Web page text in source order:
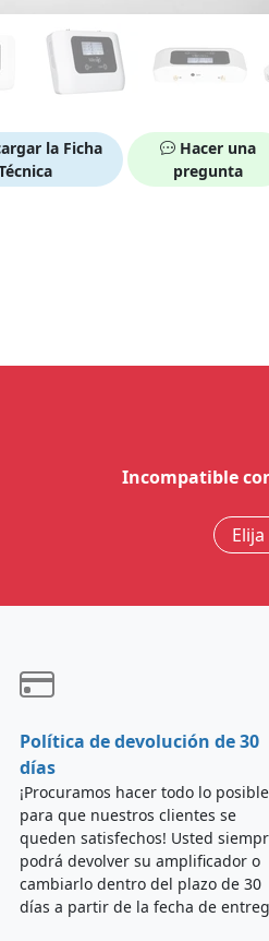
la Ficha
Hacer una
pregunta
Incompatible
Política de devolución de 30
días
¡Procuramos hacer todo lo posible
para que nuestros clientes se
queden satisfechos! Usted
podrá devolver su amplificador o
cambiarlo dentro del plazo de 30
días a partir de la fecha de